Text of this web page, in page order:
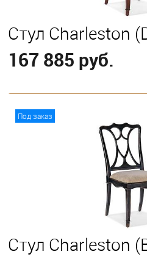
Стул Charleston
167 885 руб.
Под заказ
Стул Charleston